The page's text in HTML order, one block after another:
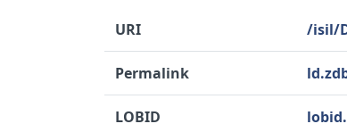
URI /isil/
Permalink
LOBID